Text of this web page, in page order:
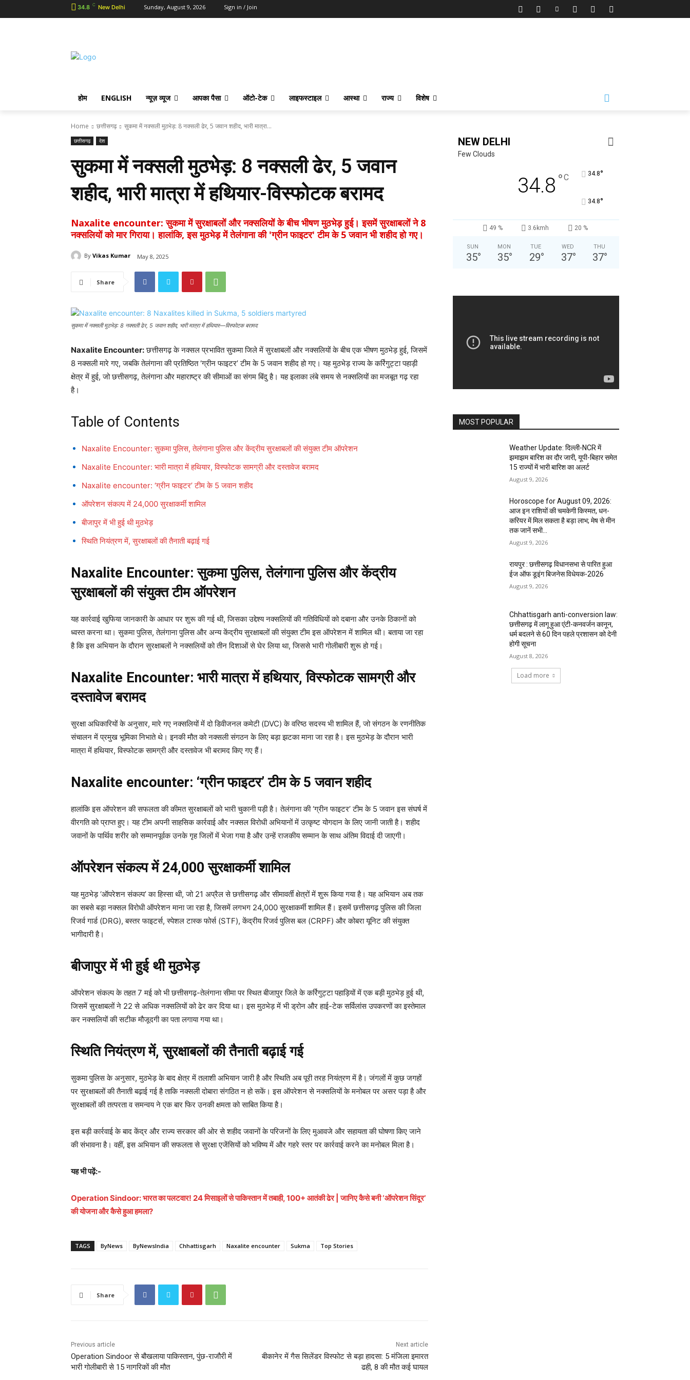
34.8 C New Delhi Sunday, August 9, 2026 Sign in / Join
होम ENGLISH न्यूज़ व्यूज आपका पैसा ऑटो-टेक लाइफस्टाइल आस्था राज्य विशेष
Home छत्तीसगढ़ सुकमा में नक्सली मुठभेड़: 8 नक्सली ढेर, 5 जवान शहीद, भारी मात्रा...
छत्तीसगढ़ देश
सुकमा में नक्सली मुठभेड़: 8 नक्सली ढेर, 5 जवान
शहीद, भारी मात्रा में हथियार-विस्फोटक बरामद
Naxalite encounter: सुकमा में सुरक्षाबलों और नक्सलियों के बीच भीषण मुठभेड़ हुई। इसमें सुरक्षाबलों ने 8
नक्सलियों को मार गिराया। हालांकि, इस मुठभेड़ में तेलंगाना की 'ग्रीन फाइटर' टीम के 5 जवान भी शहीद हो गए।
By Vikas Kumar May 8, 2025
Share
सुकमा में नक्सली मुठभेड़: 8 नक्सली ढेर, 5 जवान शहीद, भारी मात्रा में हथियार—विस्फोटक बरामद
Naxalite Encounter:छत्तीसगढ़ के नक्सल प्रभावित सुकमा जिले में सुरक्षाबलों और नक्सलियों के बीच एक भीषण मुठभेड़ हुई, जिसमें
8 नक्सली मारे गए, जबकि तेलंगाना की प्रतिष्ठित ‘ग्रीन फाइटर’ टीम के 5 जवान शहीद हो गए। यह मुठभेड़ राज्य के कर्रिगुट्टा पहाड़ी
क्षेत्र में हुई, जो छत्तीसगढ़, तेलंगाना और महाराष्ट्र की सीमाओं का संगम बिंदु है। यह इलाका लंबे समय से नक्सलियों का मजबूत गढ़ रहा
है।
Table of Contents
Naxalite Encounter: सुकमा पुलिस, तेलंगाना पुलिस और केंद्रीय सुरक्षाबलों की संयुक्त टीम ऑपरेशन
Naxalite Encounter: भारी मात्रा में हथियार, विस्फोटक सामग्री और दस्तावेज बरामद
Naxalite encounter: ‘ग्रीन फाइटर’ टीम के 5 जवान शहीद
ऑपरेशन संकल्प में 24,000 सुरक्षाकर्मी शामिल
बीजापुर में भी हुई थी मुठभेड़
स्थिति नियंत्रण में, सुरक्षाबलों की तैनाती बढ़ाई गई
Naxalite Encounter: सुकमा पुलिस, तेलंगाना पुलिस और केंद्रीय
सुरक्षाबलों की संयुक्त टीम ऑपरेशन
यह कार्रवाई खुफिया जानकारी के आधार पर शुरू की गई थी, जिसका उद्देश्य नक्सलियों की गतिविधियों को दबाना और उनके ठिकानों को
ध्वस्त करना था। सुकमा पुलिस, तेलंगाना पुलिस और अन्य केंद्रीय सुरक्षाबलों की संयुक्त टीम इस ऑपरेशन में शामिल थी। बताया जा रहा
है कि इस अभियान के दौरान सुरक्षाबलों ने नक्सलियों को तीन दिशाओं से घेर लिया था, जिससे भारी गोलीबारी शुरू हो गई।
Naxalite Encounter: भारी मात्रा में हथियार, विस्फोटक सामग्री और
दस्तावेज बरामद
सुरक्षा अधिकारियों के अनुसार, मारे गए नक्सलियों में दो डिवीजनल कमेटी (DVC) के वरिष्ठ सदस्य भी शामिल हैं, जो संगठन के रणनीतिक
संचालन में प्रमुख भूमिका निभाते थे। इनकी मौत को नक्सली संगठन के लिए बड़ा झटका माना जा रहा है। इस मुठभेड़ के दौरान भारी
मात्रा में हथियार, विस्फोटक सामग्री और दस्तावेज भी बरामद किए गए हैं।
Naxalite encounter: ‘ग्रीन फाइटर’ टीम के 5 जवान शहीद
हालांकि इस ऑपरेशन की सफलता की कीमत सुरक्षाबलों को भारी चुकानी पड़ी है। तेलंगाना की ‘ग्रीन फाइटर’ टीम के 5 जवान इस संघर्ष में
वीरगति को प्राप्त हुए। यह टीम अपनी साहसिक कार्रवाई और नक्सल विरोधी अभियानों में उत्कृष्ट योगदान के लिए जानी जाती है। शहीद
जवानों के पार्थिव शरीर को सम्मानपूर्वक उनके गृह जिलों में भेजा गया है और उन्हें राजकीय सम्मान के साथ अंतिम विदाई दी जाएगी।
ऑपरेशन संकल्प में 24,000 सुरक्षाकर्मी शामिल
यह मुठभेड़ ‘ऑपरेशन संकल्प’ का हिस्सा थी, जो 21 अप्रैल से छत्तीसगढ़ और सीमावर्ती क्षेत्रों में शुरू किया गया है। यह अभियान अब तक
का सबसे बड़ा नक्सल विरोधी ऑपरेशन माना जा रहा है, जिसमें लगभग 24,000 सुरक्षाकर्मी शामिल हैं। इसमें छत्तीसगढ़ पुलिस की जिला
रिजर्व गार्ड (DRG), बस्तर फाइटर्स, स्पेशल टास्क फोर्स (STF), केंद्रीय रिजर्व पुलिस बल (CRPF) और कोबरा यूनिट की संयुक्त
भागीदारी है।
बीजापुर में भी हुई थी मुठभेड़
ऑपरेशन संकल्प के तहत 7 मई को भी छत्तीसगढ़-तेलंगाना सीमा पर स्थित बीजापुर जिले के कर्रिगुट्टा पहाड़ियों में एक बड़ी मुठभेड़ हुई थी,
जिसमें सुरक्षाबलों ने 22 से अधिक नक्सलियों को ढेर कर दिया था। इस मुठभेड़ में भी ड्रोन और हाई-टेक सर्विलांस उपकरणों का इस्तेमाल
कर नक्सलियों की सटीक मौजूदगी का पता लगाया गया था।
स्थिति नियंत्रण में, सुरक्षाबलों की तैनाती बढ़ाई गई
सुकमा पुलिस के अनुसार, मुठभेड़ के बाद क्षेत्र में तलाशी अभियान जारी है और स्थिति अब पूरी तरह नियंत्रण में है। जंगलों में कुछ जगहों
पर सुरक्षाबलों की तैनाती बढ़ाई गई है ताकि नक्सली दोबारा संगठित न हो सकें। इस ऑपरेशन से नक्सलियों के मनोबल पर असर पड़ा है और
सुरक्षाबलों की तत्परता व समन्वय ने एक बार फिर उनकी क्षमता को साबित किया है।
इस बड़ी कार्रवाई के बाद केंद्र और राज्य सरकार की ओर से शहीद जवानों के परिजनों के लिए मुआवजे और सहायता की घोषणा किए जाने
की संभावना है। वहीं, इस अभियान की सफलता से सुरक्षा एजेंसियों को भविष्य में और गहरे स्तर पर कार्रवाई करने का मनोबल मिला है।
यह भी पढ़ें:-
Operation Sindoor: भारत का पलटवार! 24 मिसाइलों से पाकिस्तान में तबाही, 100+ आतंकी ढेर | जानिए कैसे बनी ‘ऑपरेशन सिंदूर’
की योजना और कैसे हुआ हमला?
TAGS ByNews ByNewsIndia Chhattisgarh Naxalite encounter Sukma Top Stories
Share
Previous article
Operation Sindoor से बौखलाया पाकिस्तान, पुंछ-राजौरी में
भारी गोलीबारी से 15 नागरिकों की मौत
Next article
बीकानेर में गैस सिलेंडर विस्फोट से बड़ा हादसा: 5 मंजिला इमारत
ढही, 8 की मौत कई घायल
NEW DELHI
Few Clouds
34.8 °C 34.8°
34.8°
49 % 3.6kmh 20 %
SUN
35°
MON
35°
TUE
29°
WED
37°
THU
37°
MOST POPULAR
Weather Update: दिल्ली-NCR में
झमाझम बारिश का दौर जारी, यूपी-बिहार समेत
15 राज्यों में भारी बारिश का अलर्ट
August 9, 2026
Horoscope for August 09, 2026:
आज इन राशियों की चमकेगी किस्मत, धन-
करियर में मिल सकता है बड़ा लाभ; मेष से मीन
तक जानें सभी...
August 9, 2026
रायपुर : छत्तीसगढ़ विधानसभा से पारित हुआ
ईज ऑफ डूइंग बिजनेस विधेयक-2026
August 9, 2026
Chhattisgarh anti-conversion law:
छत्तीसगढ़ में लागू हुआ एंटी-कनवर्जन कानून,
धर्म बदलने से 60 दिन पहले प्रशासन को देनी
होगी सूचना
August 8, 2026
Load more